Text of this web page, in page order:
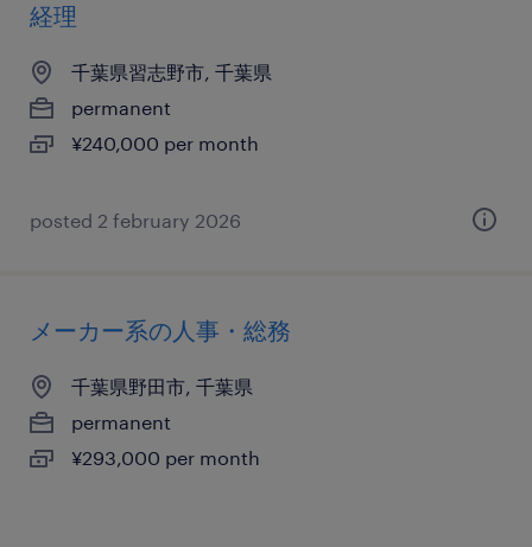
経理
千葉県習志野市, 千葉県
permanent
¥240,000 per month
posted 2 february 2026
メーカー系の人事・総務
千葉県野田市, 千葉県
permanent
¥293,000 per month